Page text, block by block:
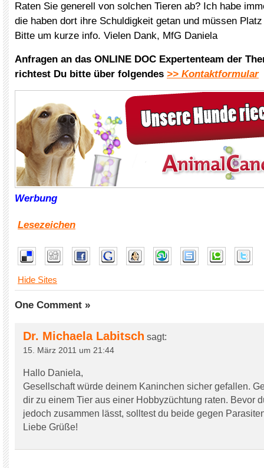
Raten Sie generell von solchen Tieren ab? Ich habe
die haben dort ihre Schuldigkeit getan und müssen
Bitte um kurze info. Vielen Dank, MfG Daniela
Anfragen an das ONLINE DOC Expertenteam der
richtest Du bitte über folgendes >> Kontaktformular
Werbung
Lesezeichen
Hide Sites
One Comment »
Dr. Michaela Labitsch sagt:
15. März 2011 um 21:44
Hallo Daniela,
Gesellschaft würde deinem Kaninchen sicher gefallen.
dir zu einem Tier aus einer Hobbyzüchtung raten. Bevor
jedoch zusammen lässt, solltest du beide gegen
Liebe Grüße!